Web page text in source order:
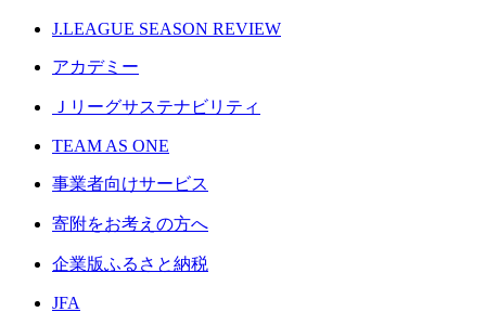
J.LEAGUE SEASON REVIEW
アカデミー
Ｊリーグサステナビリティ
TEAM AS ONE
事業者向けサービス
寄附をお考えの方へ
企業版ふるさと納税
JFA